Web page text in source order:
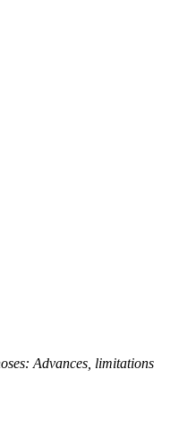
Advances, limitations